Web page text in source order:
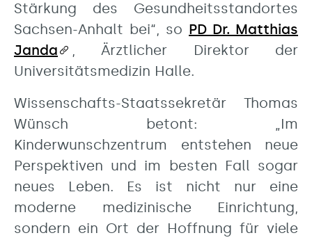
Stärkung des Gesundheitsstandortes
Sachsen-Anhalt bei“, so PD Dr. Matthias
Janda
, Ärztlicher Direktor der
Universitätsmedizin Halle.
Wissenschafts-Staatssekretär Thomas
Wünsch betont: „Im
Kinderwunschzentrum entstehen neue
Perspektiven und im besten Fall sogar
neues Leben. Es ist nicht nur eine
moderne medizinische Einrichtung,
sondern ein Ort der Hoffnung für viele